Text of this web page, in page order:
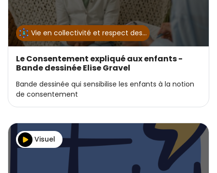
Vie en collectivité et respect des…
Le Consentement expliqué aux enfants -
Bande dessinée Elise Gravel
Bande dessinée qui sensibilise les enfants à la notion
de consentement
Visuel
Image